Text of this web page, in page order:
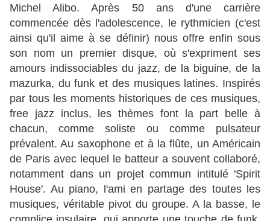
Michel Alibo. Après 50 ans d'une carrière
commencée dès l'adolescence, le rythmicien (c'est
ainsi qu'il aime à se définir) nous offre enfin sous
son nom un premier disque, où s'expriment ses
amours indissociables du jazz, de la biguine, de la
mazurka, du funk et des musiques latines. Inspirés
par tous les moments historiques de ces musiques,
free jazz inclus, les thèmes font la part belle à
chacun, comme soliste ou comme pulsateur
prévalent. Au saxophone et à la flûte, un Américain
de Paris avec lequel le batteur a souvent collaboré,
notamment dans un projet commun intitulé 'Spirit
House'. Au piano, l'ami en partage des toutes les
musiques, véritable pivot du groupe. A la basse, le